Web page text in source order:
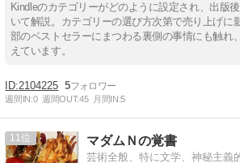
Kindleのカテゴリーがどのように設定され、出版
いて解説。カテゴリーの選び方次第で売り上げに
部のベストセラーにまつわる裏側の事情にも触れ
えています。
2104225 5
週間IN:0 週間OUT:45 月間IN:5
11 マダムＮの覚書
芸術全般、特に文学、神秘主